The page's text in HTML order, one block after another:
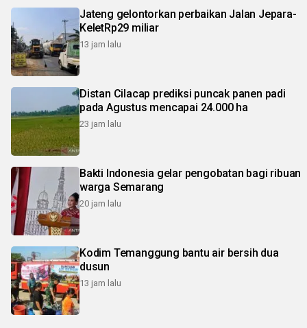
Jateng gelontorkan perbaikan Jalan Jepara-
KeletRp29 miliar
13 jam lalu
Distan Cilacap prediksi puncak panen padi
pada Agustus mencapai 24.000 ha
23 jam lalu
Bakti Indonesia gelar pengobatan bagi ribuan
warga Semarang
20 jam lalu
Kodim Temanggung bantu air bersih dua
dusun
13 jam lalu